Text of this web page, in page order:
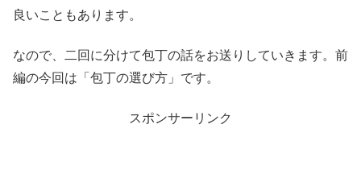
良いこともあります。
なので、二回に分けて包丁の話をお送りしていきます。前
編の今回は「包丁の選び方」です。
スポンサーリンク